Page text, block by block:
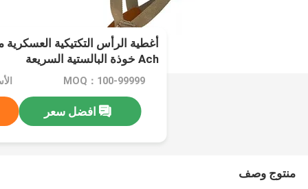
Ach خوذة البالستية السريعة
MOQ：100-99999
افضل سعر
منتوج وصف